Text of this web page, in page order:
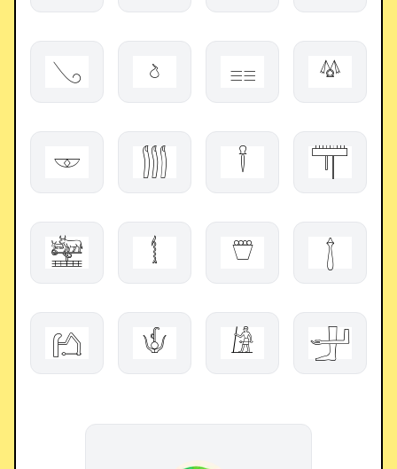
𓂅 𓄽 𓐉 𓋬
𓎲 𓂯 𓍌 𓋳
𓈬 𓌁 𓇨 𓉼
𓂚 𓄎 𓀚 𓃁